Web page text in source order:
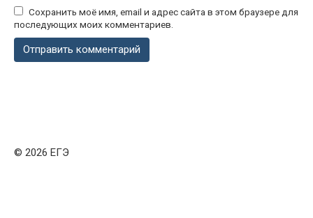
Сохранить моё имя, email и адрес сайта в этом браузере для
последующих моих комментариев.
© 2026 ЕГЭ